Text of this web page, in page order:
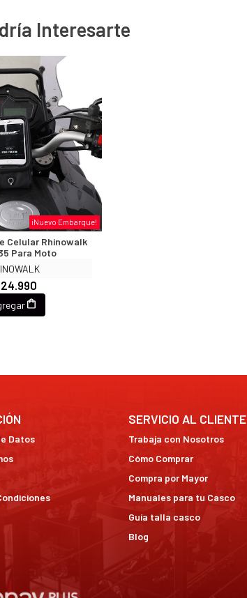
Interesarte
¡Nuevo Embarque!
Celular Rhinowalk
Para Moto
Datos
SERVICIO AL CLIENTE
Trabaja con Nosotros
Cómo Comprar
Compra por Mayor
Manuales para tu Casco
Guía talla casco
Blog